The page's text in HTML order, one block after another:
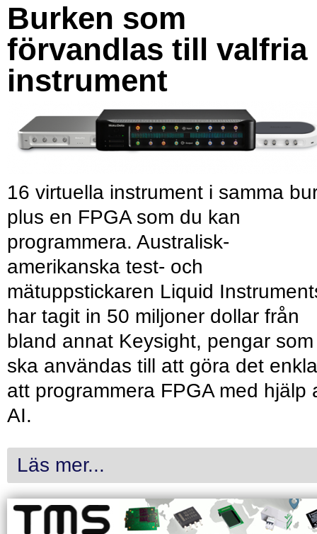
Burken som
förvandlas till valfria
instrument
16 virtuella instrument i samma
plus en FPGA som du kan
programmera. Australisk-
amerikanska test- och
mätuppstickaren Liquid
har tagit in 50 miljoner dollar från
bland annat Keysight, pengar som
ska användas till att göra det
att programmera FPGA med hjälp
AI.
Läs mer...